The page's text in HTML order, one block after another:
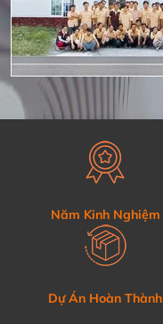
Năm Kinh Nghiệm
Dự Án Hoàn Thành